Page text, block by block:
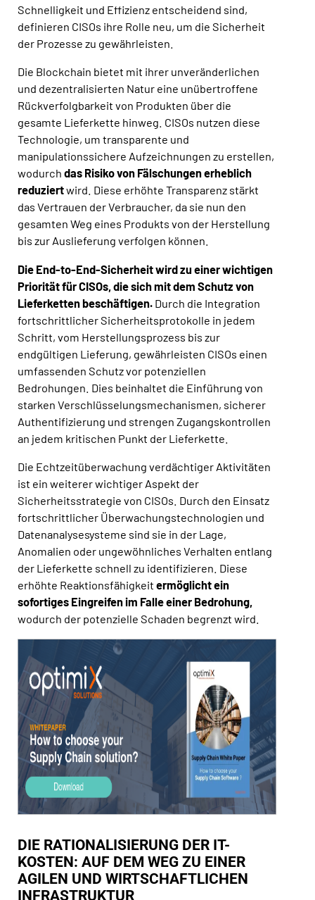
Schnelligkeit und Effizienz entscheidend sind,
definieren CISOs ihre Rolle neu, um die Sicherheit
der Prozesse zu gewährleisten.
Die Blockchain bietet mit ihrer unveränderlichen
und dezentralisierten Natur eine unübertroffene
Rückverfolgbarkeit von Produkten über die
gesamte Lieferkette hinweg. CISOs nutzen diese
Technologie, um transparente und
manipulationssichere Aufzeichnungen zu erstellen,
wodurch das Risiko von Fälschungen erheblich
reduziertwird. Diese erhöhte Transparenz stärkt
das Vertrauen der Verbraucher, da sie nun den
gesamten Weg eines Produkts von der Herstellung
bis zur Auslieferung verfolgen können.
Die End-to-End-Sicherheit wird zu einer wichtigen
Priorität für CISOs, die sich mit dem Schutz von
Lieferketten beschäftigen. Durch die Integration
fortschrittlicher Sicherheitsprotokolle in jedem
Schritt, vom Herstellungsprozess bis zur
endgültigen Lieferung, gewährleisten CISOs einen
umfassenden Schutz vor potenziellen
Bedrohungen. Dies beinhaltet die Einführung von
starken Verschlüsselungsmechanismen, sicherer
Authentifizierung und strengen Zugangskontrollen
an jedem kritischen Punkt der Lieferkette.
Die Echtzeitüberwachung verdächtiger Aktivitäten
ist ein weiterer wichtiger Aspekt der
Sicherheitsstrategie von CISOs. Durch den Einsatz
fortschrittlicher Überwachungstechnologien und
Datenanalysesysteme sind sie in der Lage,
Anomalien oder ungewöhnliches Verhalten entlang
der Lieferkette schnell zu identifizieren. Diese
erhöhte Reaktionsfähigkeit ermöglicht ein
sofortiges Eingreifen im Falle einer Bedrohung,
wodurch der potenzielle Schaden begrenzt wird.
DIE RATIONALISIERUNG DER IT-
KOSTEN: AUF DEM WEG ZU EINER
AGILEN UND WIRTSCHAFTLICHEN
INFRASTRUKTUR